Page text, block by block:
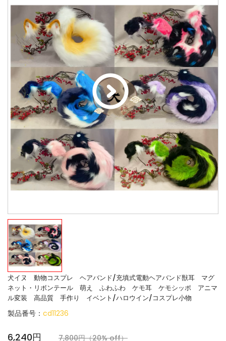
犬イヌ 動物コスプレ ヘアバンド/充填式電動ヘアバンド獣耳 マグ
ネット・リボンテール 萌え ふわふわ ケモ耳 ケモシッポ アニマ
ル変装 高品質 手作り イベント/ハロウイン/コスプレ小物
製品番号： cd11236
6,240円 7,800円（20% off）